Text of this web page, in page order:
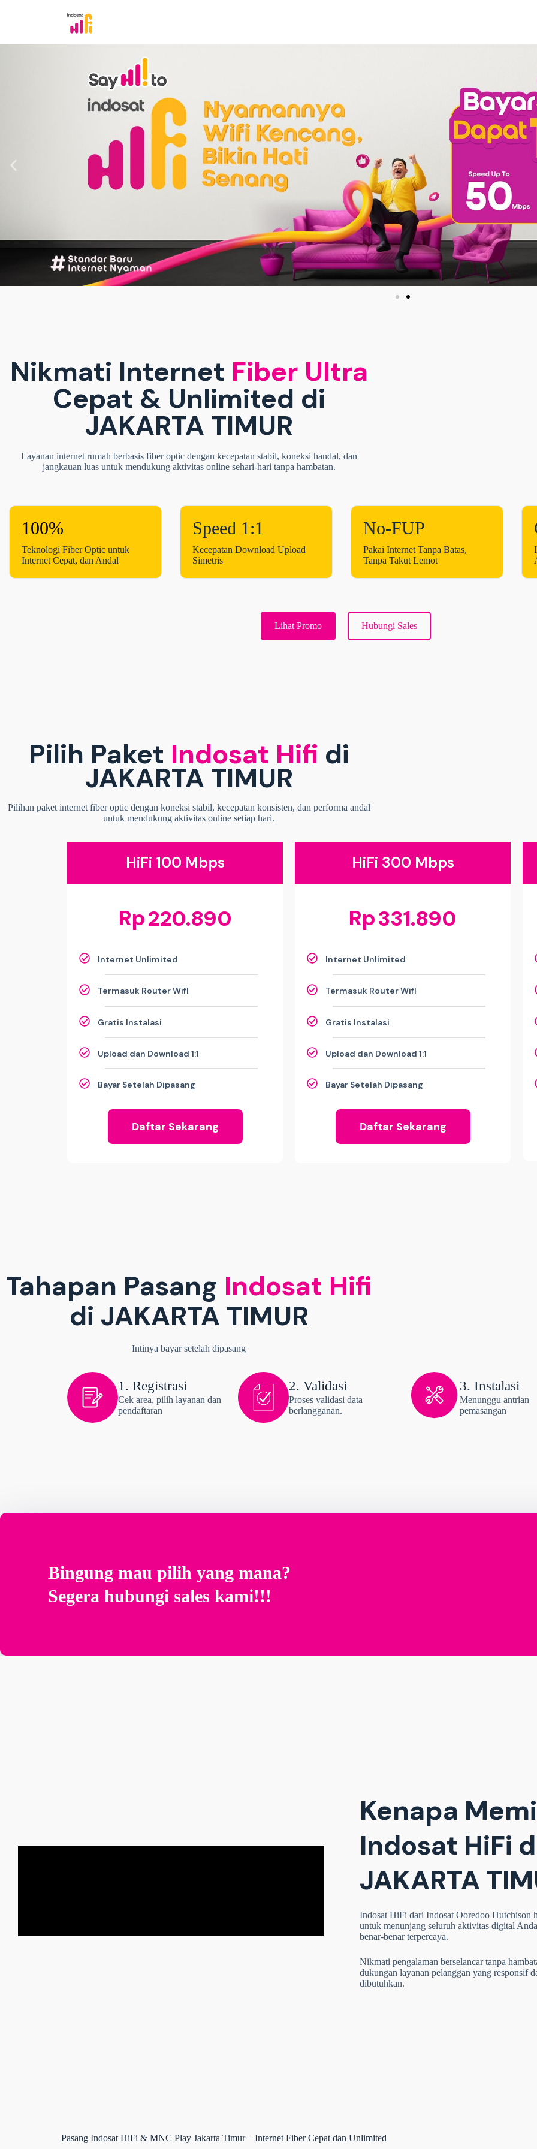
Nikmati Internet Fiber Ultra
Cepat & Unlimited di
JAKARTA TIMUR
Layanan internet rumah berbasis fiber optic dengan kecepatan stabil, koneksi handal, dan
jangkauan luas untuk mendukung aktivitas online sehari-hari tanpa hambatan.
100%
Teknologi Fiber Optic untuk
Internet Cepat, dan Andal
Speed 1:1
Kecepatan Download Upload
Simetris
No-FUP
Pakai Internet Tanpa Batas,
Tanpa Takut Lemot
Lihat Promo Hubungi Sales
Pilih Paket Indosat Hifi di
JAKARTA TIMUR
Pilihan paket internet fiber optic dengan koneksi stabil, kecepatan konsisten, dan performa andal
untuk mendukung aktivitas online setiap hari.
HiFi 100 Mbps
Rp220.890
Internet Unlimited
Termasuk Router WifI
Gratis Instalasi
Upload dan Download 1:1
Bayar Setelah Dipasang
Daftar Sekarang
HiFi 300 Mbps
Rp331.890
Internet Unlimited
Termasuk Router WifI
Gratis Instalasi
Upload dan Download 1:1
Bayar Setelah Dipasang
Daftar Sekarang
Tahapan Pasang Indosat Hifi
di JAKARTA TIMUR
Intinya bayar setelah dipasang
1. Registrasi
Cek area, pilih layanan dan
pendaftaran
2. Validasi
Proses validasi data
berlangganan.
3. Instalasi
Menunggu antrian
pemasangan
Bingung mau pilih yang mana?
Segera hubungi sales kami!!!
Kenapa
Indosat HiFi
JAKARTA
Indosat HiFi dari Indosat Ooredoo Hutchison
untuk menunjang seluruh aktivitas digital
benar-benar terpercaya.
Nikmati pengalaman berselancar tanpa
dukungan layanan pelanggan yang responsif
dibutuhkan.
Pasang Indosat HiFi & MNC Play Jakarta Timur – Internet Fiber Cepat dan Unlimited